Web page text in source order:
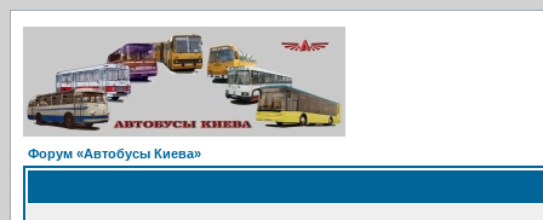
Форум «Автобусы Киева»